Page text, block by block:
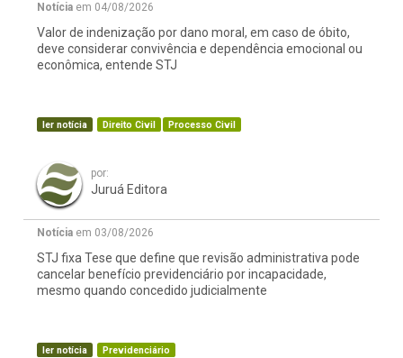
Notícia em 04/08/2026
Valor de indenização por dano moral, em caso de óbito,
deve considerar convivência e dependência emocional ou
econômica, entende STJ
ler notícia Direito Civil Processo Civil
por:
Juruá Editora
Notícia em 03/08/2026
STJ fixa Tese que define que revisão administrativa pode
cancelar benefício previdenciário por incapacidade,
mesmo quando concedido judicialmente
ler notícia Previdenciário